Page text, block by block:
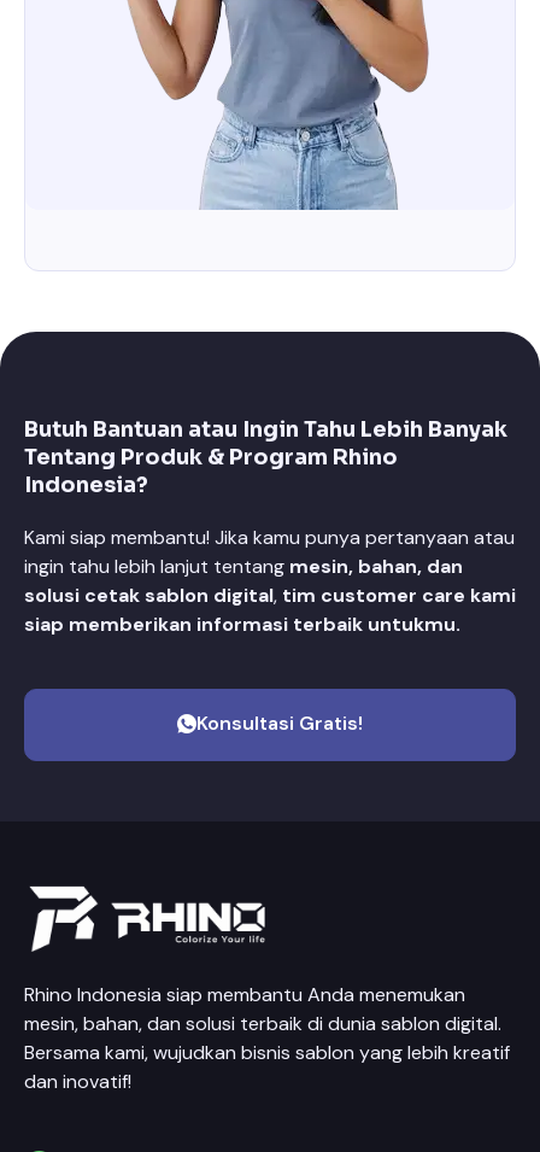
Butuh Bantuan atau Ingin Tahu Lebih Banyak
Tentang Produk & Program Rhino
Indonesia?
Kami siap membantu! Jika kamu punya pertanyaan atau
ingin tahu lebih lanjut tentang mesin, bahan, dan
solusi cetak sablon digital, tim customer care kami
siap memberikan informasi terbaik untukmu.
Konsultasi Gratis!
Rhino Indonesia siap membantu Anda menemukan
mesin, bahan, dan solusi terbaik di dunia sablon digital.
Bersama kami, wujudkan bisnis sablon yang lebih kreatif
dan inovatif!